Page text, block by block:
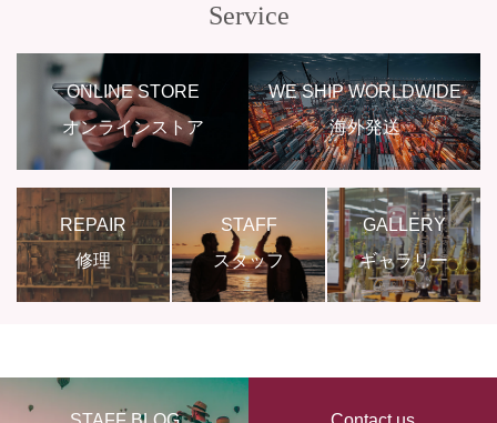
Service
ONLINE STORE
オンラインストア
WE SHIP WORLDWIDE
海外発送
REPAIR
修理
STAFF
スタッフ
GALLERY
ギャラリー